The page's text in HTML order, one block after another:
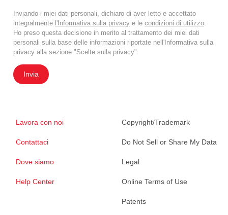
Inviando i miei dati personali, dichiaro di aver letto e accettato
integralmente l'Informativa sulla privacy e le condizioni di utilizzo.
Ho preso questa decisione in merito al trattamento dei miei dati
personali sulla base delle informazioni riportate nell'Informativa sulla
privacy alla sezione "Scelte sulla privacy".
Invia
Lavora con noi
Contattaci
Dove siamo
Help Center
Copyright/Trademark
Do Not Sell or Share My Data
Legal
Online Terms of Use
Patents